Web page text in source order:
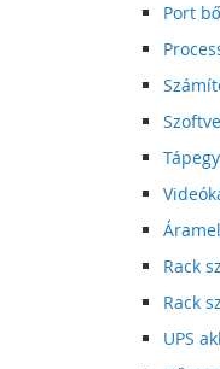
Port
Rack
Rack
UPS